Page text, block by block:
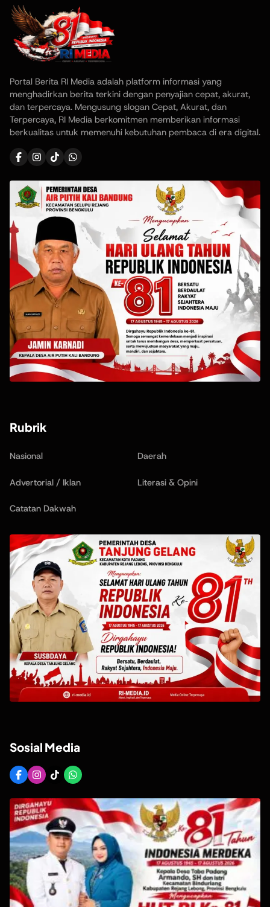
Portal Berita RI Media adalah platform informasi yang
menghadirkan berita terkini dengan penyajian cepat, akurat,
dan terpercaya. Mengusung slogan Cepat, Akurat, dan
Terpercaya, RI Media berkomitmen memberikan informasi
berkualitas untuk memenuhi kebutuhan pembaca di era digital.
Rubrik
Nasional Daerah
Advertorial / Iklan Literasi & Opini
Catatan Dakwah
Sosial Media